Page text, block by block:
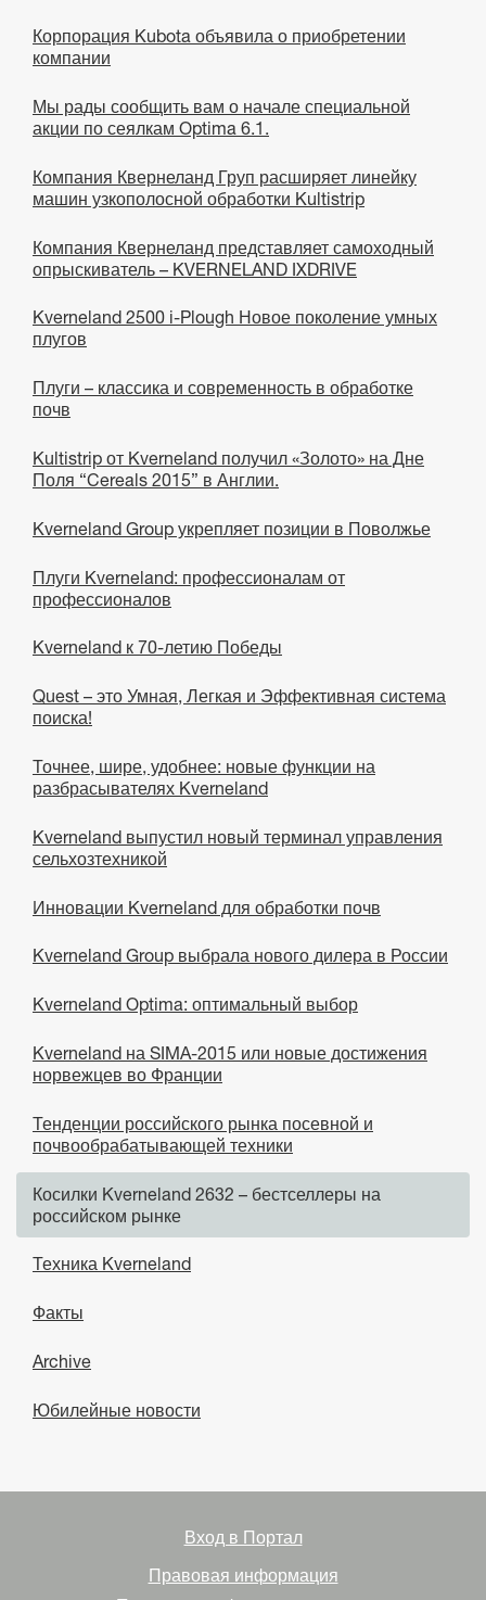
Корпорация Kubota объявила о приобретении
компании
Мы рады сообщить вам о начале специальной
акции по сеялкам Optima 6.1.
Компания Квернеланд Груп расширяет линейку
машин узкополосной обработки Kultistrip
Компания Квернеланд представляет самоходный
опрыскиватель – KVERNELAND IXDRIVE
Kverneland 2500 i-Plough Новое поколение умных
плугов
Плуги – классика и современность в обработке
почв
Kultistrip от Kverneland получил «Золото» на Дне
Поля “Cereals 2015” в Англии.
Kverneland Group укрепляет позиции в Поволжье
Плуги Kverneland: профессионалам от
профессионалов
Kverneland к 70-летию Победы
Quest – это Умная, Легкая и Эффективная система
поиска!
Точнее, шире, удобнее: новые функции на
разбрасывателях Kverneland
Kverneland выпустил новый терминал управления
сельхозтехникой
Инновации Kverneland для обработки почв
Kverneland Group выбрала нового дилера в России
Kverneland Optima: оптимальный выбор
Kverneland на SIMA-2015 или новые достижения
норвежцев во Франции
Тенденции российского рынка посевной и
почвообрабатывающей техники
Косилки Kverneland 2632 – бестселлеры на
российском рынке
Техника Kverneland
Факты
Archive
Юбилейные новости
Вход в Портал
Правовая информация